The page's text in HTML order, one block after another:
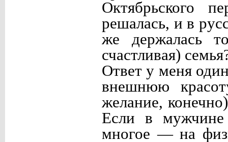
Октябрьского
решалась, и в
же держалась
счастливая)
Ответ у меня
внешнюю
желание,
Если в мужчине
многое — на